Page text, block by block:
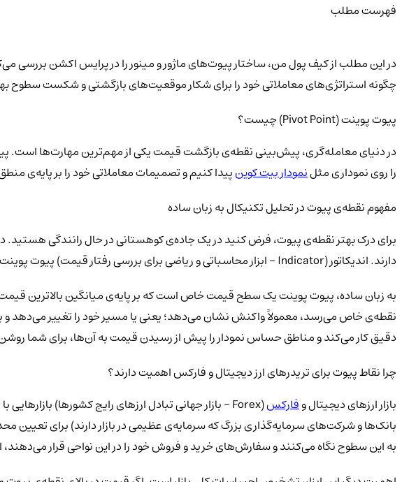
فهرست مطلب
در این مطلب از کیف پول من، ساختار پیوت‌های ماژور و مینور را در پرایس اکشن بررسی
چگونه استراتژی‌های معاملاتی خود را برای شکار موقعیت‌های بازگشتی و شکست سطوح
پیوت پوینت (Pivot Point) چیست؟
در دنیای معامله‌گری، پیش‌بینی نقطه‌ی بازگشت قیمت یکی از مهم‌ترین مهارت‌ها است.
را روی نموداری مثلنمودار بیت کوینپیدا کنیم و تصمیمات معاملاتی خود را بر پایه‌ی
مفهوم نقطه‌ی پیوت در تحلیل تکنیکال به زبان ساده
برای درک بهتر نقطه‌ی پیوت، فرض کنید در یک جاده‌ی کوهستانی در حال رانندگی هستید.
دارند. اندیکاتور (Indicator - ابزار محاسباتی و ریاضی برای بررسی رفتار قیمت) پیوت پوینت نیز دقیقاً نقش همین تابلوهای راهنما را در نمودار قیمت بازی می‌کند.
به زبان ساده، پیوت پوینت یک سطح قیمت خاص است که بر پایه‌ی میانگین بالاترین
نقطه‌ی خاص می‌رسد، معمولاً واکنش نشان می‌دهد؛ یعنی یا مسیر خود را تغییر می‌دهد و
دقیق کار می‌کند و مناطق حساس نمودار را پیش از رسیدن قیمت به آن‌ها، برای شما
چرا نقاط پیوت برای تریدرهای ارز دیجیتال و فارکس اهمیت دارند؟
بازار ارزهای دیجیتال وفارکس
بانک‌ها و شرکت‌های سرمایه‌گذاری بزرگ که سرمایه‌ی عظیمی در بازار دارند) برای تعیین
به این سطوح نگاه می‌کنند و سفارش‌های خرید و فروش خود را در این نواحی قرار